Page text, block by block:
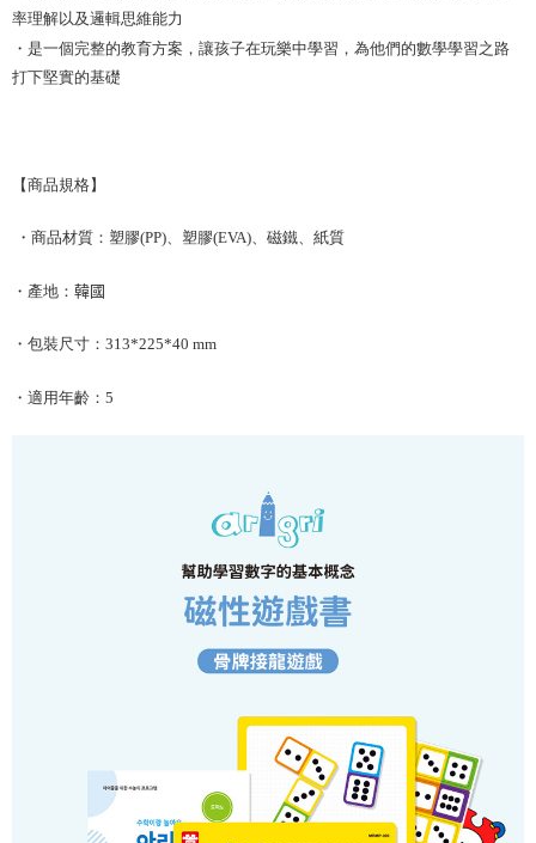
率理解以及邏輯思維能力
・是一個完整的教育方案，讓孩子在玩樂中學習，為他們的數學學習之路
打下堅實的基礎
【商品規格】
・商品材質：塑膠(PP) 、塑膠(EVA) 、磁鐵、紙質
・產地： 韓國
・包裝尺寸： 313*225*40 mm
・適用年齡： 5